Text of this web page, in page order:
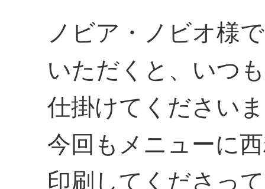
ノビア・ノビオ様
いただくと、いつ
仕掛けてください
今回もメニューに
印刷してくださっ